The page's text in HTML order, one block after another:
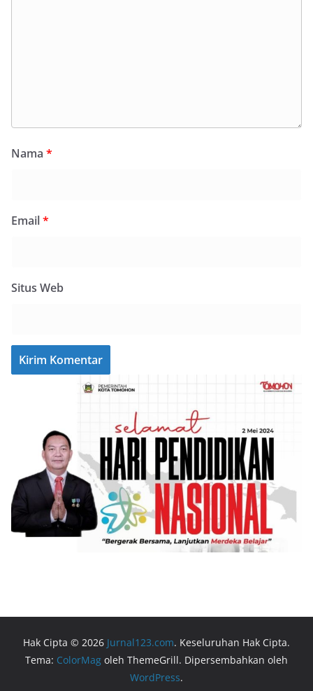
Nama *
Email*
Situs Web
Hak Cipta © 2026 Jurnal123.com. Keseluruhan Hak Cipta.
Tema: ColorMag oleh ThemeGrill. Dipersembahkan oleh
WordPress.